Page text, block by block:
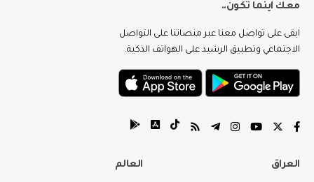
معك اينما تكون..
ابقى على تواصل معنا عبر منصاتنا على التواصل
الاجتماعي وتطبيق الرشيد على الهواتف الذكية.
العراق العالم